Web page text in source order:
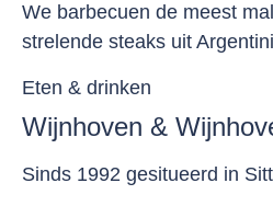
We barbecuen de meest
strelende steaks uit
Eten & drinken
Wijnhoven &
Sinds 1992 gesitueerd in